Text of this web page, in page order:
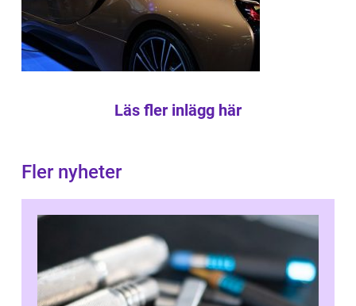
Läs fler inlägg här
Fler nyheter